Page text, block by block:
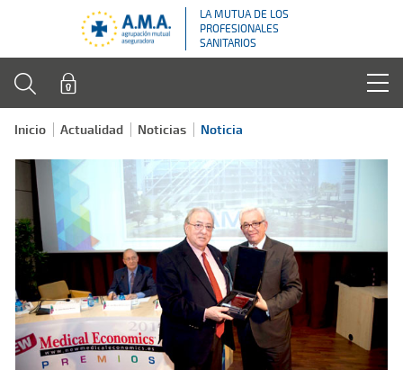
LA MUTUA DE LOS
PROFESIONALES
SANITARIOS
Inicio Actualidad Noticias Noticia